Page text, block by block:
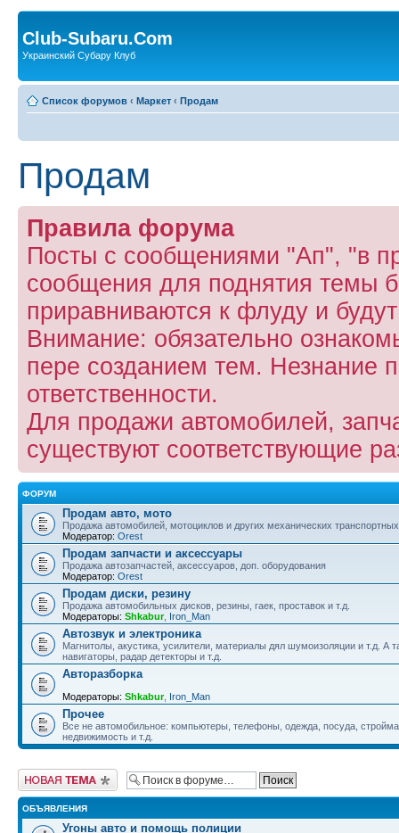
Club-Subaru.Com
Украинский Субару Клуб
Список форумов ‹ Маркет ‹ Продам
Продам
Правила форума
Посты с сообщениями "Ап", "в
сообщения для поднятия темы
приравниваются к флуду и
Внимание: обязательно
пере созданием тем. Незнание
ответственности.
Для продажи автомобилей,
существуют соответствующие
ФОРУМ
Продам авто, мото
Продажа автомобилей, мотоциклов и других механических
Модератор: Orest
Продам запчасти и аксессуары
Продажа автозапчастей, аксессуаров, доп. оборудования
Модератор: Orest
Продам диски, резину
Продажа автомобильных дисков, резины, гаек, проставок и т.д.
Модераторы: Shkabur, Iron_Man
Автозвук и электроника
Магнитолы, акустика, усилители, материалы дял шумоизоляции и т.д. А
навигаторы, радар детекторы и т.д.
Авторазборка
Модераторы: Shkabur, Iron_Man
Прочее
Все не автомобильное: компьютеры, телефоны, одежда, посуда,
недвижимость и т.д.
Новая тема
ОБЪЯВЛЕНИЯ
Угоны авто и помощь полиции